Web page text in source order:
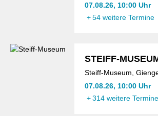
07.08.26, 10:00 Uhr
+ 54 weitere Termine
STEIFF-
Steiff-Museum,
07.08.26, 10:00 Uhr
+ 314 weitere Termine